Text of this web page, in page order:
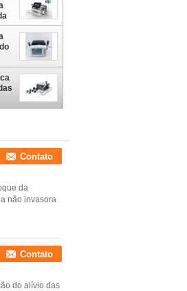
Contato
da
não invasora
Contato
do alívio das